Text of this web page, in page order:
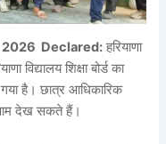
2026 Declared: हरियाणा
विद्यालय शिक्षा बोर्ड का
गया है। छात्र आधिकारिक
देख सकते हैं।